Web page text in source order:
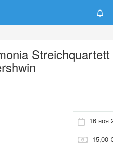
Streichquartett
16 ноя
15,00